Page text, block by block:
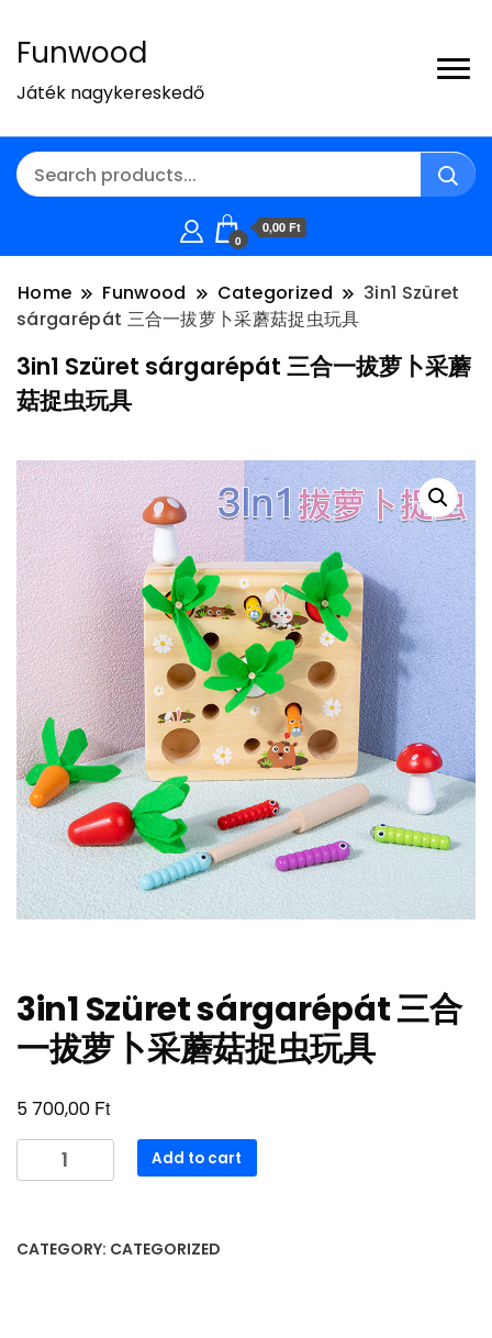
Funwood
Játék nagykereskedő
0
0,00 Ft
Home Funwood Categorized
3in1 Szüret
sárgarépát 三合一拔萝卜采蘑菇捉虫玩具
3in1 Szüret sárgarépát 三合一拔萝卜采蘑
菇捉虫玩具
3in1 Szüret sárgarépát 三合
一拔萝卜采蘑菇捉虫玩具
5 700,00 Ft
Szüret
合
Add to cart
CATEGORY: CATEGORIZED